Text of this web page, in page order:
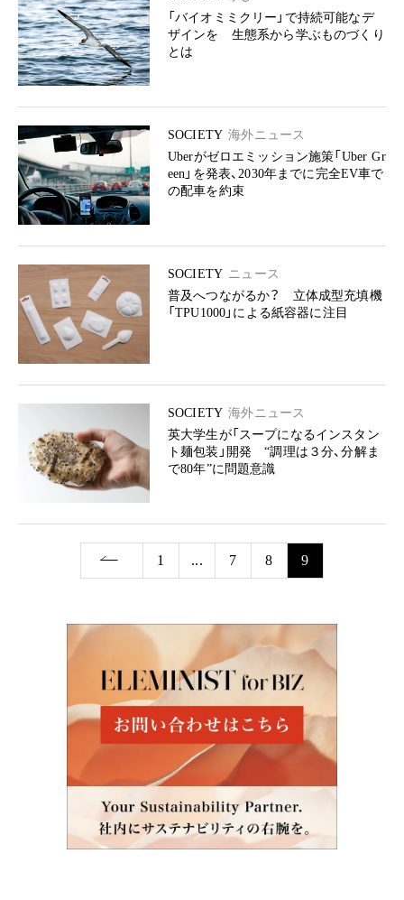
「バイオミミクリー」で持続可能なデ
ザインを 生態系から学ぶものづくり
とは
SOCIETY 海外ニュース
Uberがゼロエミッション施策「Uber Gr
een」を発表、2030年までに完全EV車で
の配車を約束
SOCIETY ニュース
普及へつながるか？ 立体成型充填機
「TPU1000」による紙容器に注目
SOCIETY 海外ニュース
英大学生が「スープになるインスタン
ト麺包装」開発 “調理は３分、分解ま
で80年”に問題意識
1 ... 7 8 9